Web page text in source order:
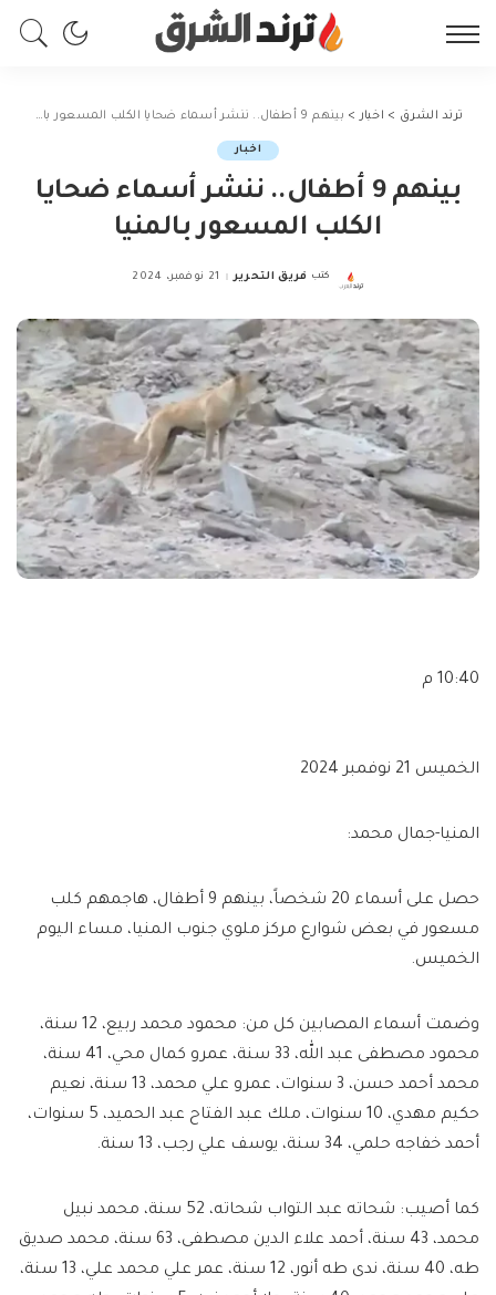
ترند الشرق > اخبار > بينهم 9 أطفال.. ننشر أسماء ضحايا الكلب المسعور بالمنيا
اخبار
بينهم 9 أطفال.. ننشر أسماء ضحايا
الكلب المسعور بالمنيا
Posted
كتب فريق التحرير 21 نوفمبر، 2024
10:40 م
الخميس 21 نوفمبر 2024
المنيا-جمال محمد:
حصل على أسماء 20 شخصاً، بينهم 9 أطفال، هاجمهم كلب
مسعور في بعض شوارع مركز ملوي جنوب المنيا، مساء اليوم
الخميس.
وضمت أسماء المصابين كل من: محمود محمد ربيع، 12 سنة،
محمود مصطفى عبد الله، 33 سنة، عمرو كمال محي، 41 سنة،
محمد أحمد حسن، 3 سنوات، عمرو علي محمد، 13 سنة، نعيم
حكيم مهدي، 10 سنوات، ملك عبد الفتاح عبد الحميد، 5 سنوات،
أحمد خفاجه حلمي، 34 سنة، يوسف علي رجب، 13 سنة.
كما أصيب: شحاته عبد التواب شحاته، 52 سنة، محمد نبيل
محمد، 43 سنة، أحمد علاء الدين مصطفى، 63 سنة، محمد صديق
طه، 40 سنة، ندى طه أنور، 12 سنة، عمر علي محمد علي، 13 سنة،